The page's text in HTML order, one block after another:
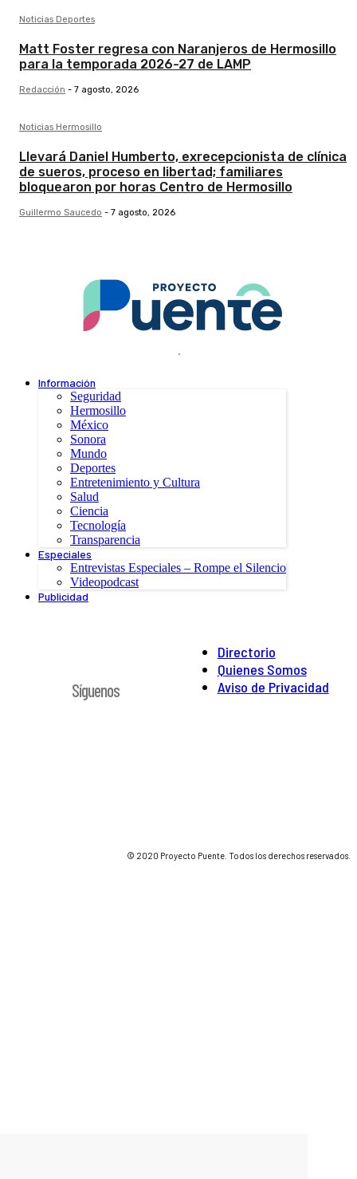
Noticias Deportes
Matt Foster regresa con Naranjeros de Hermosillo
para la temporada 2026-27 de LAMP
Redacción - 7 agosto, 2026
Noticias Hermosillo
Llevará Daniel Humberto, exrecepcionista de clínica
de sueros, proceso en libertad; familiares
bloquearon por horas Centro de Hermosillo
Guillermo Saucedo - 7 agosto, 2026
.
Información
Seguridad
Hermosillo
México
Sonora
Mundo
Deportes
Entretenimiento y Cultura
Salud
Ciencia
Tecnología
Transparencia
Especiales
Entrevistas Especiales – Rompe el Silencio
Videopodcast
Publicidad
Directorio
Quienes Somos
Aviso de Privacidad
Síguenos
© 2020 Proyecto Puente. Todos los derechos reservados.